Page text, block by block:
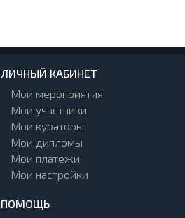
ЛИЧНЫЙ КАБИНЕТ
Мои мероприятия
Мои участники
Мои кураторы
Мои дипломы
Мои платежи
Мои настройки
ПОМОЩЬ